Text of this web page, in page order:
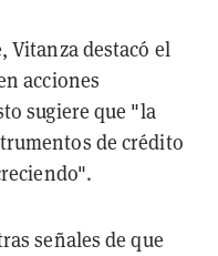
Vitanza destacó el
acciones
sugiere que "la
de crédito
señales de que